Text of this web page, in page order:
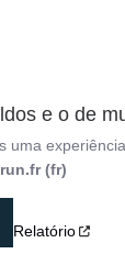
e o de
uma
(fr)
Relatório